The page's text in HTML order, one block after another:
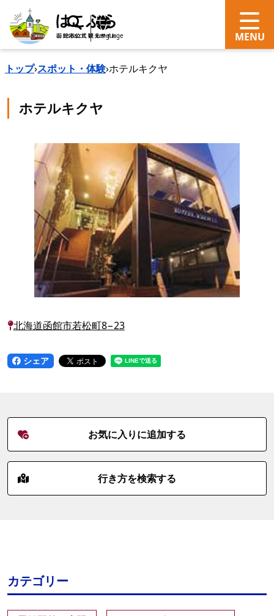
search Language
トップ›スポット・体験›ホテルキクヤ
ホテルキクヤ
北海道函館市若松町8−23
シェア
お気に入りに追加する
行き方を検索する
カテゴリー